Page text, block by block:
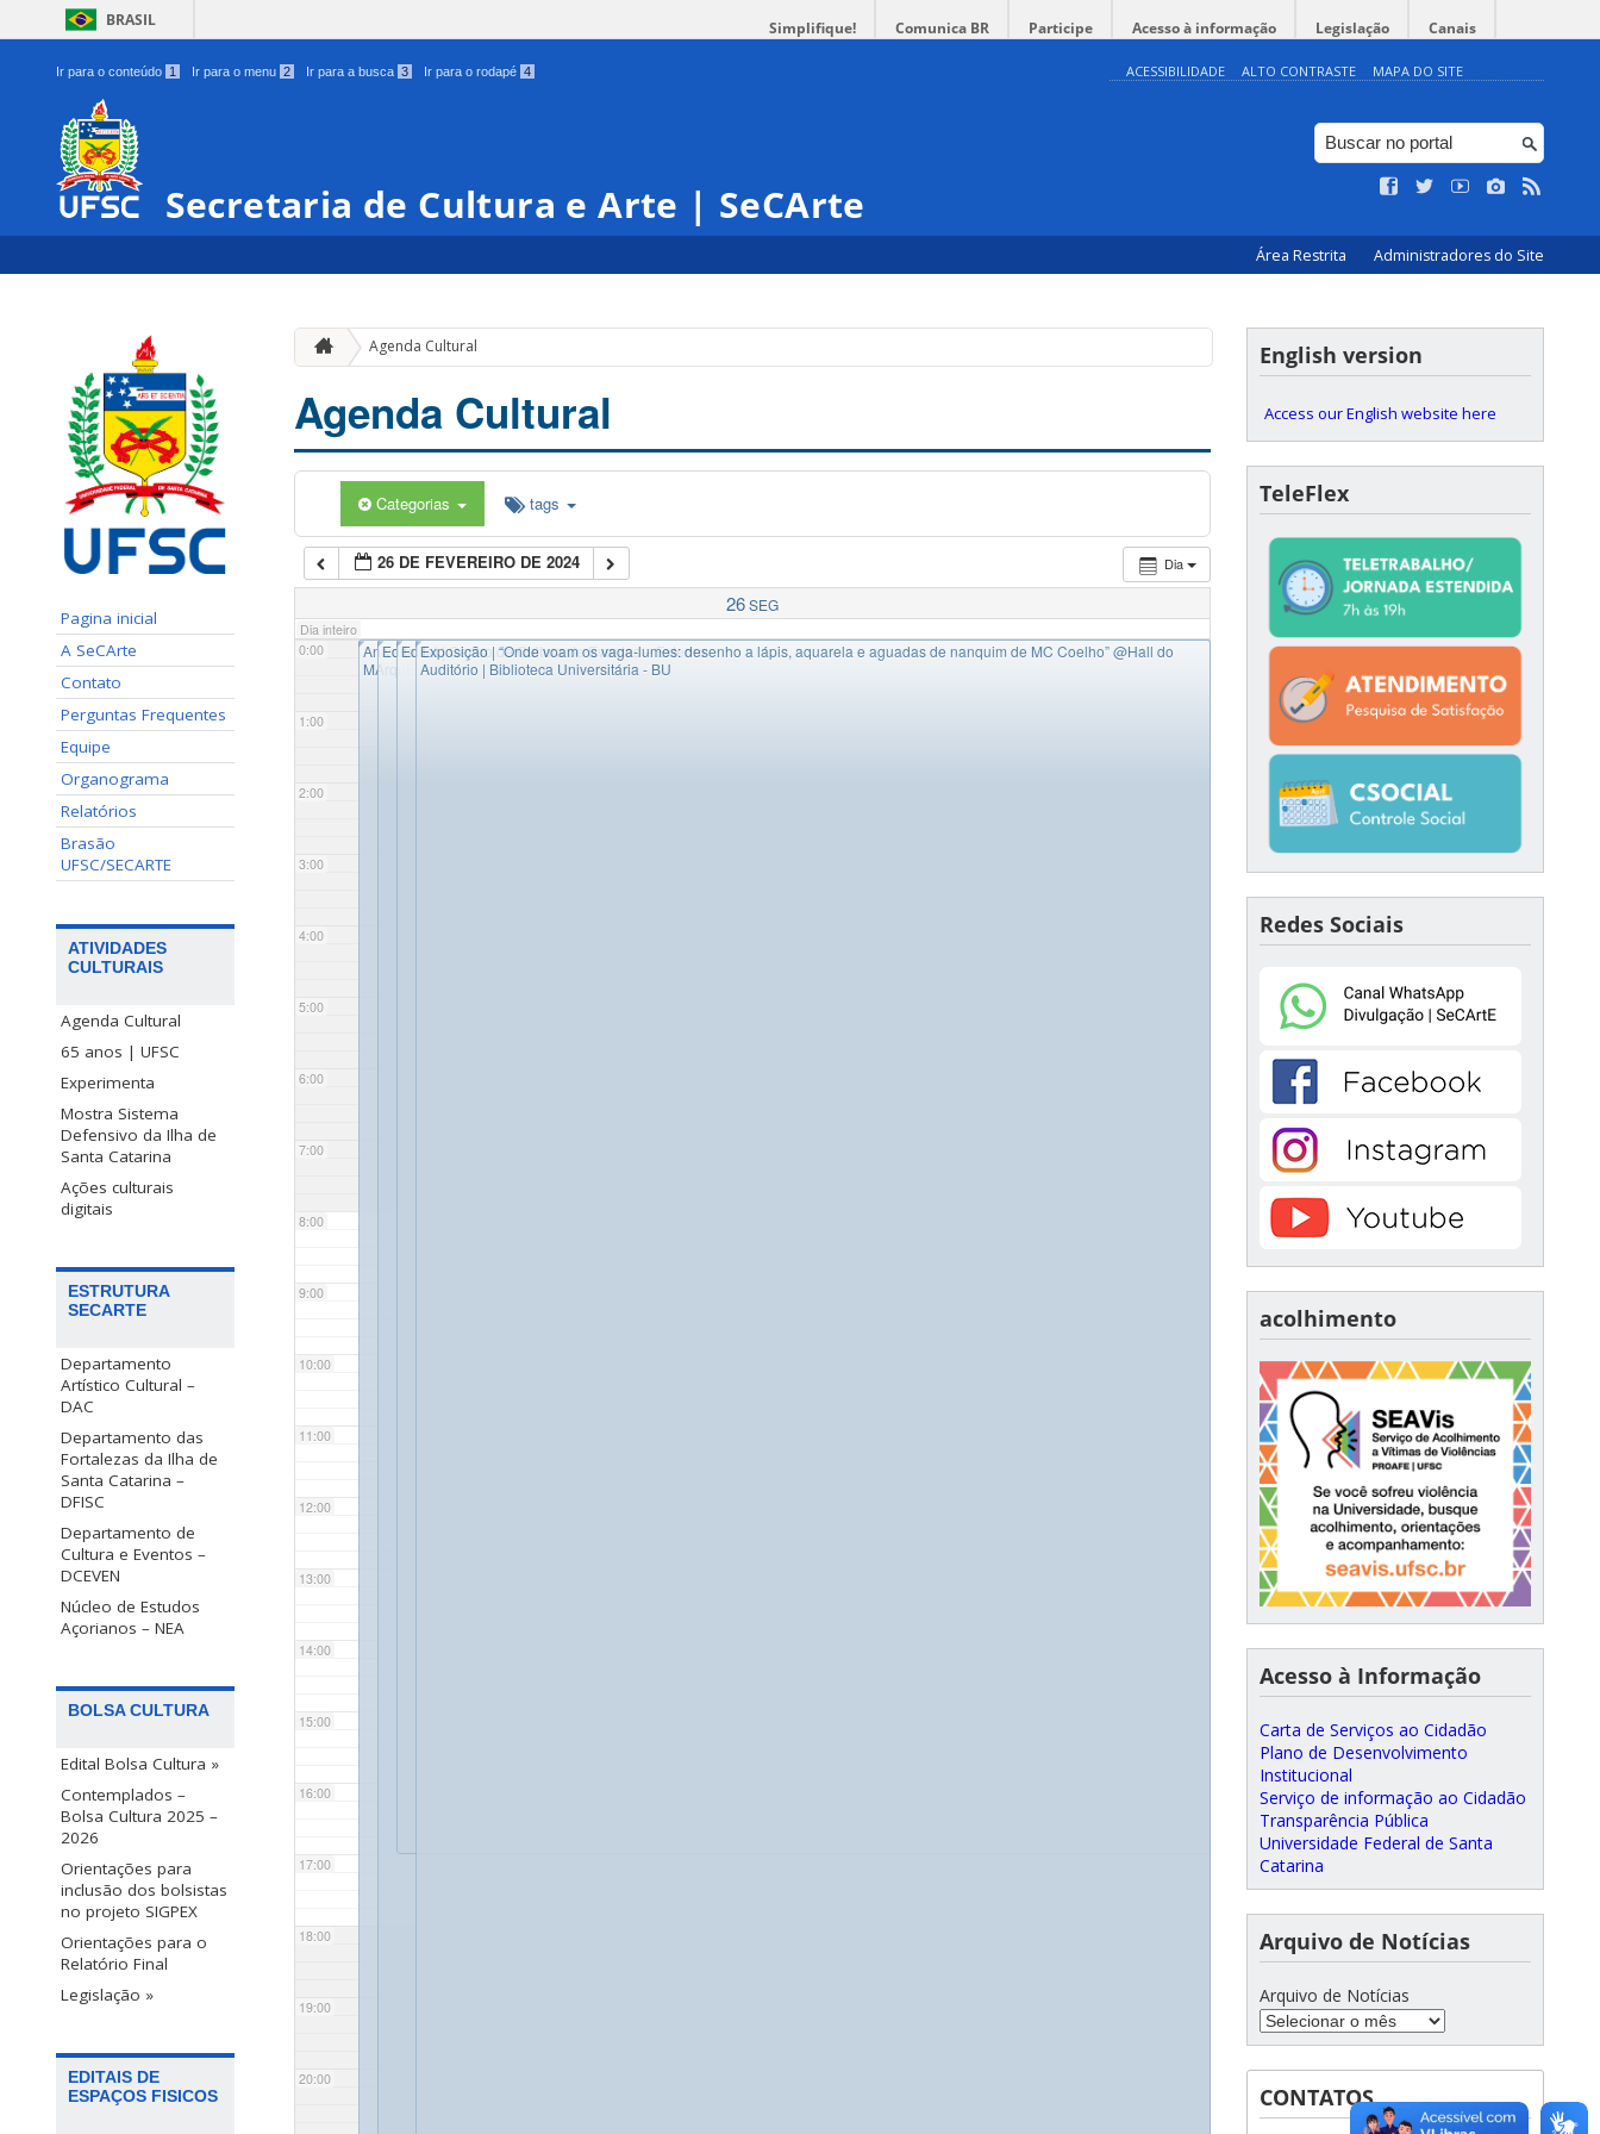
BRASIL Simplifique! Comunica BR Participe Acesso à informação Legislação Canais
Ir para o conteúdo 1 Ir para o menu 2 Ir para a busca 3 Ir para o rodapé 4 ACESSIBILIDADE ALTO CONTRASTE MAPA DO SITE
Secretaria de Cultura e Arte | SeCArte
Área Restrita Administradores do Site
Pagina inicial
A SeCArte
Contato
Perguntas Frequentes
Equipe
Organograma
Relatórios
Brasão
UFSC/SECARTE
ATIVIDADES
CULTURAIS
Agenda Cultural
65 anos | UFSC
Experimenta
Mostra Sistema
Defensivo da Ilha de
Santa Catarina
Ações culturais
digitais
ESTRUTURA
SECARTE
Departamento
Artístico Cultural –
DAC
Departamento das
Fortalezas da Ilha de
Santa Catarina –
DFISC
Departamento de
Cultura e Eventos –
DCEVEN
Núcleo de Estudos
Açorianos – NEA
BOLSA CULTURA
Edital Bolsa Cultura »
Contemplados –
Bolsa Cultura 2025 –
2026
Orientações para
inclusão dos bolsistas
no projeto SIGPEX
Orientações para o
Relatório Final
Legislação »
EDITAIS DE
ESPAÇOS FISICOS
Agenda Cultural
Agenda Cultural
Categorias tags
Dia
26 DE FEVEREIRO DE 2024
26SEG
Dia inteiro
0:00
1:00
2:00
3:00
4:00
5:00
6:00
7:00
8:00
9:00
10:00
11:00
12:00
13:00
14:00
15:00
16:00
17:00
18:00
19:00
20:00
◤Aniversário da UFSC – 63 anos | Exposição Cascaes Artista – Segunda Etapa@Museu de Arqueologia e Etnologia da UFSC -
MArquE
◤Edital Bolsa Cultura 2024
◤Edital | Centro de Cultura de Eventos – Externo
◤Exposição | “Onde voam os vaga-lumes: desenho a lápis, aquarela e aguadas de nanquim de MC Coelho”@Hall do
Auditório | Biblioteca Universitária - BU
English version
Access our English website here
TeleFlex
Redes Sociais
acolhimento
Acesso à Informação
Carta de Serviços ao Cidadão
Plano de Desenvolvimento
Institucional
Serviço de informação ao Cidadão
Transparência Pública
Universidade Federal de Santa
Catarina
Arquivo de Notícias
Arquivo de Notícias
CONTATOS